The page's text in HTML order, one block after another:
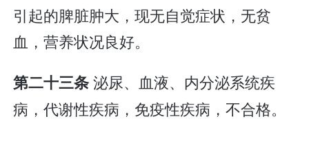
引起的脾脏肿大，现无自觉症状，无贫
血，营养状况良好。
第二十三条泌尿、血液、内分泌系统疾
病，代谢性疾病，免疫性疾病，不合格。